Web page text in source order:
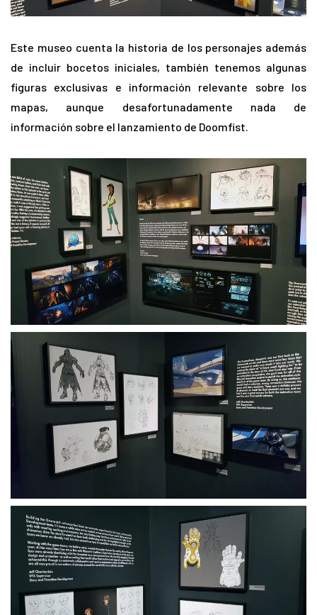
Este museo cuenta la historia de los personajes además
de incluir bocetos iniciales, también tenemos algunas
figuras exclusivas e información relevante sobre los
mapas, aunque desafortunadamente nada de
información sobre el lanzamiento de Doomfist.